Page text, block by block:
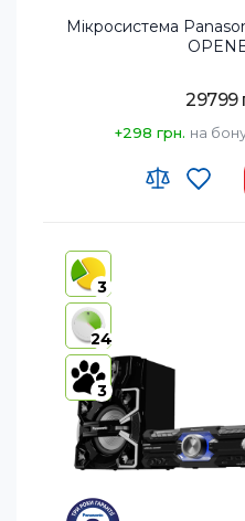
Мікросистема
29799
+298 грн. на
Країна-виробник товару:
AirPlay:
USB:USB Type-A x1/USB
Bluetooth: Так
3
24
3